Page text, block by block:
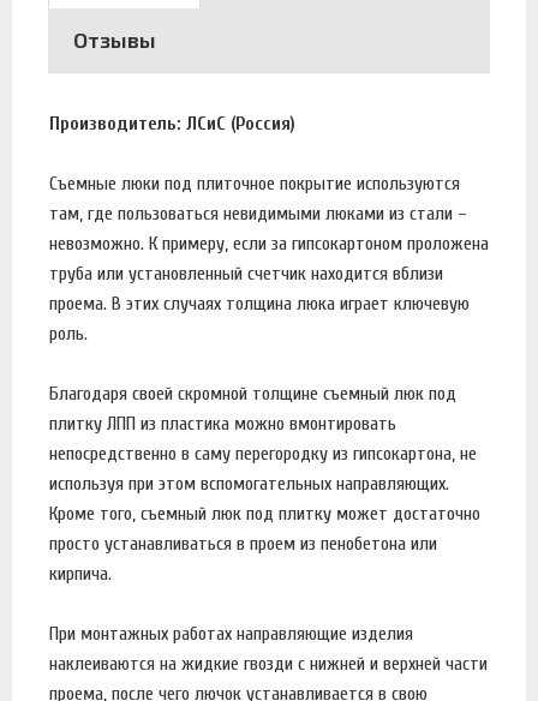
Отзывы
Производитель: ЛСиС (Россия)
Съемные люки под плиточное покрытие используются
там, где пользоваться невидимыми люками из стали –
невозможно. К примеру, если за гипсокартоном проложена
труба или установленный счетчик находится вблизи
проема. В этих случаях толщина люка играет ключевую
роль.
Благодаря своей скромной толщине съемный люк под
плитку ЛПП из пластика можно вмонтировать
непосредственно в саму перегородку из гипсокартона, не
используя при этом вспомогательных направляющих.
Кроме того, съемный люк под плитку может достаточно
просто устанавливаться в проем из пенобетона или
кирпича.
При монтажных работах направляющие изделия
наклеиваются на жидкие гвозди с нижней и верхней части
проема, после чего лючок устанавливается в свою